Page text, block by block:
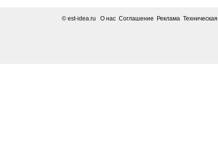
© est-idea.ru О нас Соглашение Реклама